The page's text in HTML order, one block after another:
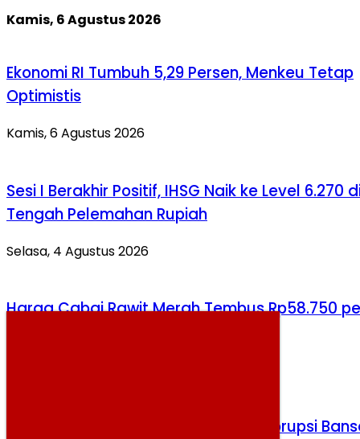
Kamis, 6 Agustus 2026
Ekonomi RI Tumbuh 5,29 Persen, Menkeu Tetap
Optimistis
Kamis, 6 Agustus 2026
Sesi I Berakhir Positif, IHSG Naik ke Level 6.270
Tengah Pelemahan Rupiah
Selasa, 4 Agustus 2026
Harga Cabai Rawit Merah Tembus Rp58.750
KPK Periksa Dua Tersangka Kasus Korupsi